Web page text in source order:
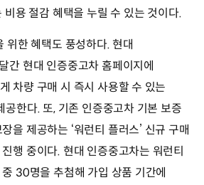
용 절감 혜택을 누릴 수 있는 것이다.
위한 혜택도 풍성하다. 현대
간 현대 인증중고차 홈페이지에
차량 구매 시 즉시 사용할 수 있는
한다. 또, 기존 인증중고차 기본 보증
을 제공하는 ‘워런티 플러스’ 신규 구매
행 중이다. 현대 인증중고차는 워런티
30명을 추첨해 가입 상품 기간에